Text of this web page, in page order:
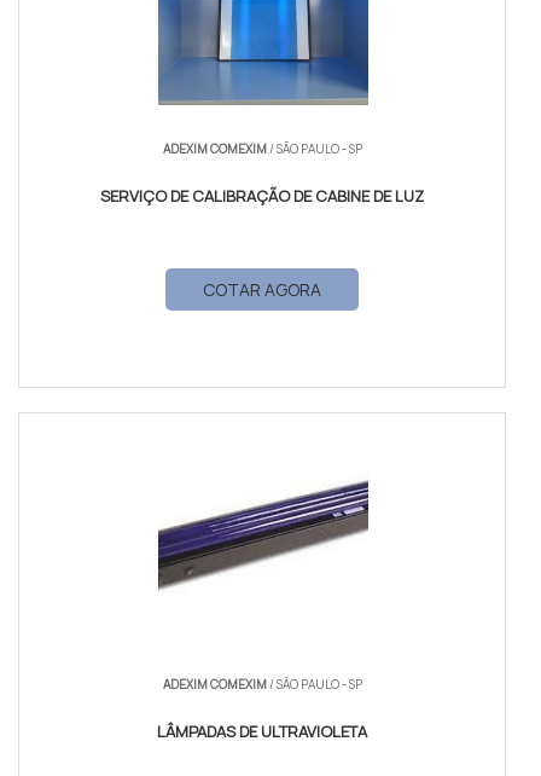
ADEXIM COMEXIM/ SÃO PAULO - SP
SERVIÇO DE CALIBRAÇÃO DE CABINE DE LUZ
COTAR AGORA
ADEXIM COMEXIM/ SÃO PAULO - SP
LÂMPADAS DE ULTRAVIOLETA